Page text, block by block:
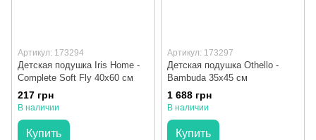
Артикул: 173294
Детская подушка Iris Home -
Complete Soft Fly 40х60 см
217 грн
В наличии
Купить
Артикул: 173297
Детская подушка Othello -
Bambuda 35х45 см
1 688 грн
В наличии
Купить